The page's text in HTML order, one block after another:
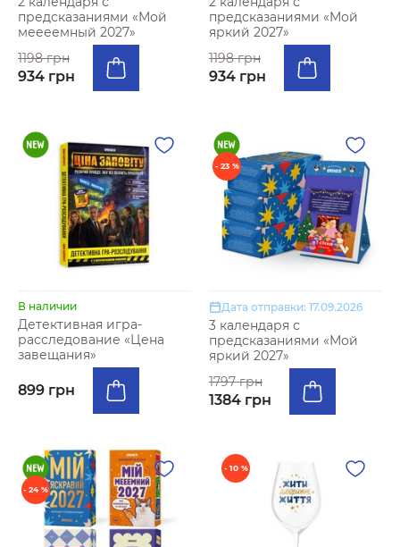
предсказаниями «Мой
меееемный 2027»
1198 грн
934 грн
предсказаниями «Мой
яркий 2027»
1198 грн
934 грн
В наличии
Детективная игра-
расследование «Цена
завещания»
899 грн
- 23 %
Дата отправки: 17.09.2026
3 календаря с
предсказаниями «Мой
яркий 2027»
1797 грн
1384 грн
- 24 %
- 10 %